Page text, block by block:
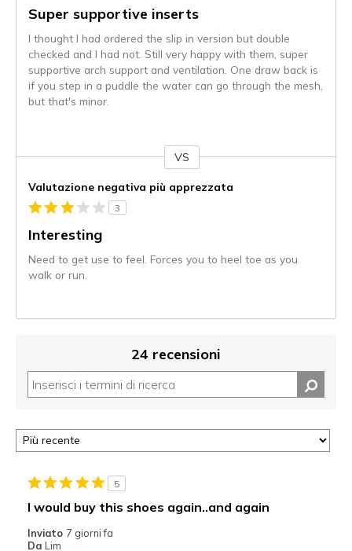
Super supportive inserts
I thought I had ordered the slip in version but double
checked and I had not. Still very happy with them, super
supportive arch support and ventilation. One draw back is
if you step in a puddle the water can go through the mesh,
but that's minor.
VS
Valutazione negativa più apprezzata
3
Interesting
Need to get use to feel. Forces you to heel toe as you
walk or run.
24 recensioni
5
I would buy this shoes again..and again
Inviato 7 giorni fa
Da Lim